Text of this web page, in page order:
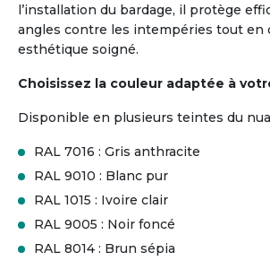
l’installation du bardage, il protège
angles contre les intempéries tout en
esthétique soigné.
Choisissez la couleur adaptée à
Disponible en plusieurs teintes du
RAL 7016 : Gris anthracite
RAL 9010 : Blanc pur
RAL 1015 : Ivoire clair
RAL 9005 : Noir foncé
RAL 8014 : Brun sépia